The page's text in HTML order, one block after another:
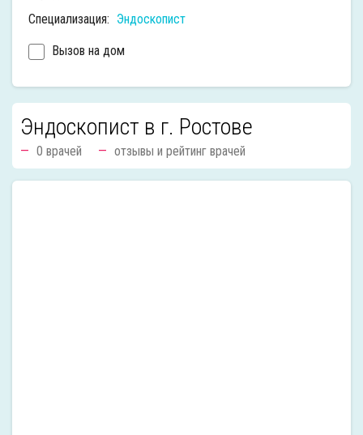
Специализация: Эндоскопист
Вызов на дом
Эндоскопист в г. Ростове
0 врачей отзывы и рейтинг врачей